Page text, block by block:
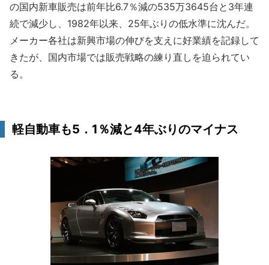
の国内新車販売は前年比6.7％減の535万3645台と3年連
続で減少し、1982年以来、25年ぶりの低水準に沈んだ。
メーカー各社は新興市場の伸びを支えに好業績を記録して
きたが、国内市場では販売戦略の練り直しを迫られてい
る。
軽自動車も5．1％減と4年ぶりのマイナス